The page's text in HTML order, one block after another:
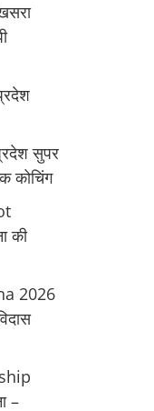
सुपर
कोचिंग
की
2026
–